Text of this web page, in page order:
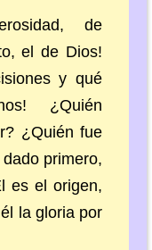
de
el de Dios!
y qué
¿Quién
¿Quién fue
primero,
es el origen,
la gloria por